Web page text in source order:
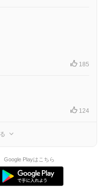
185
124
Google Playはこちら